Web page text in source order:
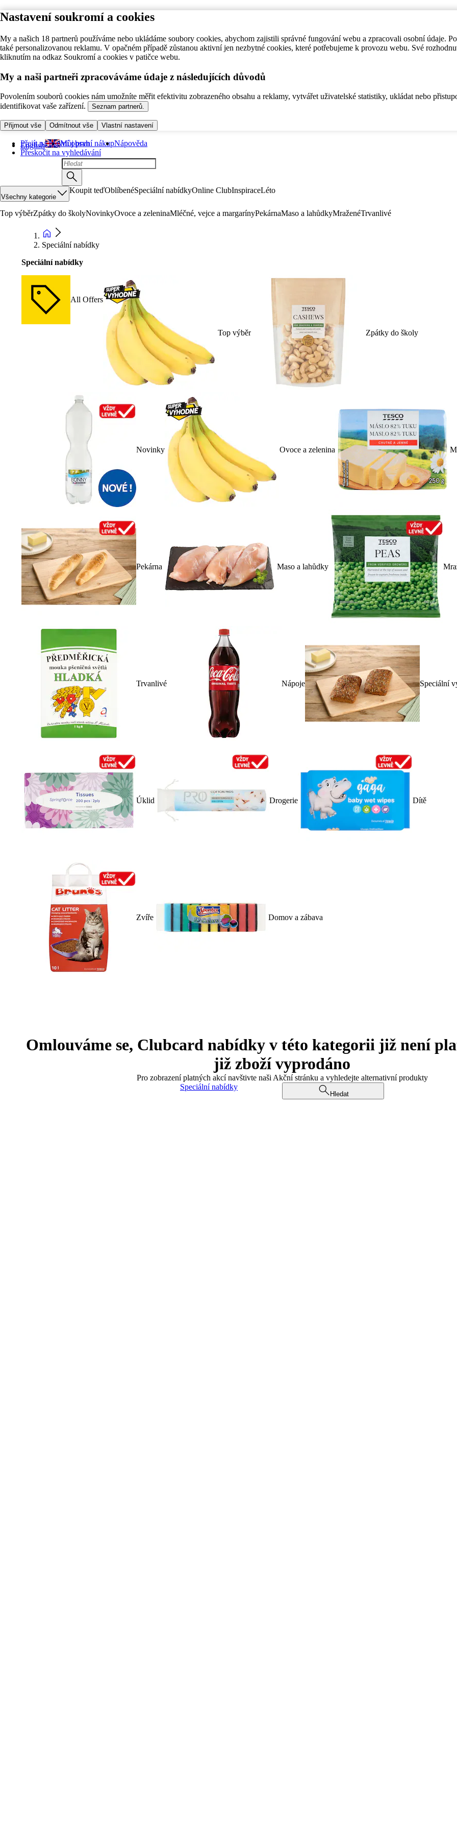
Nastavení soukromí a cookies
My a našich 18 partnerů používáme nebo ukládáme soubory cookies, abychom zajistili správné fungování webu a zpracovali osobní údaje.
také personalizovanou reklamu. V opačném případě zůstanou aktivní jen nezbytné cookies, které potřebujeme k provozu webu. Své
kliknutím na odkaz Soukromí a cookies v patičce webu.
My a naši partneři zpracováváme údaje z následujících důvodů
Povolením souborů cookies nám umožníte měřit efektivitu zobrazeného obsahu a reklamy, vytvářet uživatelské statistiky, ukládat nebo
identifikovat vaše zařízení.
Seznam partnerů.
Přijmout vše Odmítnout vše Vlastní nastavení
Přejít na hlavní obsah
Přeskočit na vyhledávání
English Můj první nákupNápověda
Všechny kategorie
Koupit teďOblíbenéSpeciální nabídkyOnline ClubInspiraceLéto
Top výběrZpátky do školyNovinkyOvoce a zeleninaMléčné, vejce a margarínyPekárnaMaso a lahůdkyMraženéTrvanlivé
Speciální nabídky
Speciální nabídky
All Offers
Top výběr Zpátky do školy
Novinky Ovoce a zelenina
Pekárna Maso a lahůdky
Trvanlivé Nápoje Speciální
Úklid Drogerie Dítě
Zvíře Domov a zábava
Omlouváme se, Clubcard nabídky v této kategorii již není
již zboží vyprodáno
Pro zobrazení platných akcí navštivte naši Akční stránku a vyhledejte alternativní produkty
Speciální nabídky
Hledat